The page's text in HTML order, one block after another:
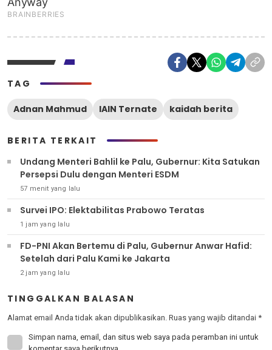
TAG
Adnan Mahmud IAIN Ternate kaidah berita
BERITA TERKAIT
Undang Menteri Bahlil ke Palu, Gubernur: Kita Satukan
Persepsi Dulu dengan Menteri ESDM
57 menit yang lalu
Survei IPO: Elektabilitas Prabowo Teratas
1 jam yang lalu
FD-PNI Akan Bertemu di Palu, Gubernur Anwar Hafid:
Setelah dari Palu Kami ke Jakarta
2 jam yang lalu
TINGGALKAN BALASAN
Alamat email Anda tidak akan dipublikasikan. Ruas yang wajib ditandai *
Simpan nama, email, dan situs web saya pada peramban ini untuk